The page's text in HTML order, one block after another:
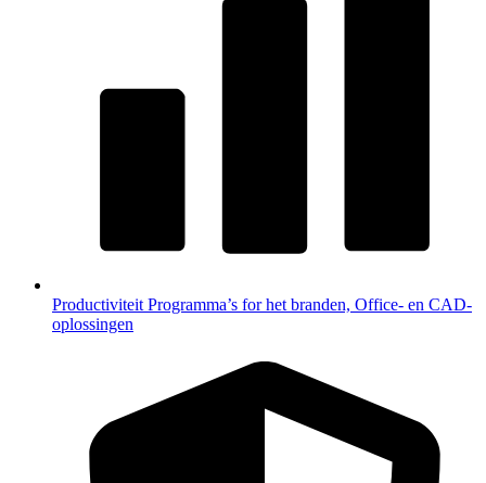
Productiviteit Programma’s for het branden, Office- en CAD-
oplossingen